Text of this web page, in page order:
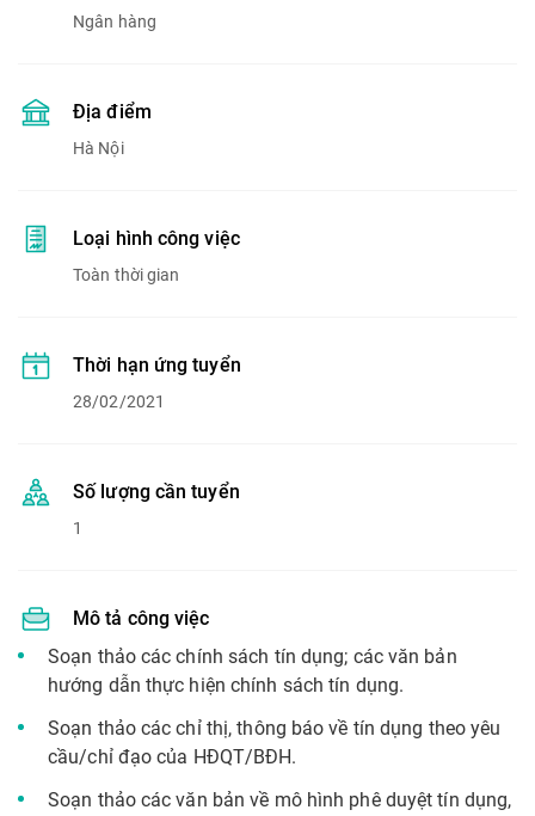
Ngân hàng
Địa điểm
Hà Nội
Loại hình công việc
Toàn thời gian
Thời hạn ứng tuyển
28/02/2021
Số lượng cần tuyển
1
Mô tả công việc
Soạn thảo các chính sách tín dụng; các văn bản
hướng dẫn thực hiện chính sách tín dụng.
Soạn thảo các chỉ thị, thông báo về tín dụng theo yêu
cầu/chỉ đạo của HĐQT/BĐH.
Soạn thảo các văn bản về mô hình phê duyệt tín dụng,